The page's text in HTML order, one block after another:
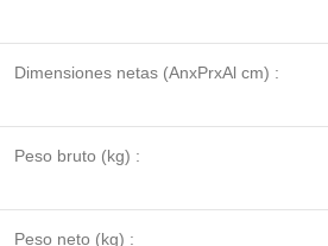
Dimensiones netas (AnxPrxAl cm) :
Peso bruto (kg) :
Peso neto (kg) :